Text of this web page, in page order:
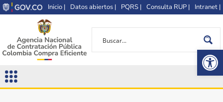
Inicio | Datos abiertos | PQRS | Consulta RUP | Intranet |